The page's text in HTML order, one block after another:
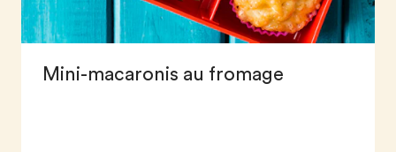
Mini-macaronis au fromage